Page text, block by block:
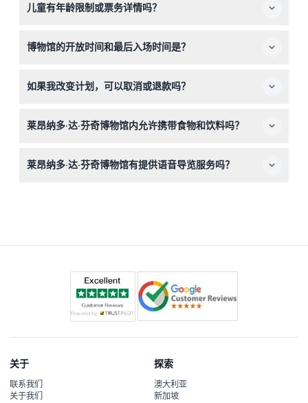
50个发明模型、详细的解剖草图，以及他在科学发现和著
儿童有年龄限制或票务详情吗？
现场均可购票，入场无年龄限制。
博物馆的开放时间和最后入场时间是？
间为闭馆前45分钟（即晚上7点15分）（时间可能变动，请
如果我改变计划，可以取消或退款吗？
莱昂纳多·达·芬奇博物馆内允许携带食物和饮料吗？
莱昂纳多·达·芬奇博物馆有提供语音导览服务吗？
关于
联系我们
关于我们
探索
澳大利亚
新加坡